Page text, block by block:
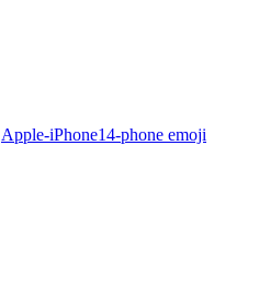
Apple-iPhone14-phone emoji